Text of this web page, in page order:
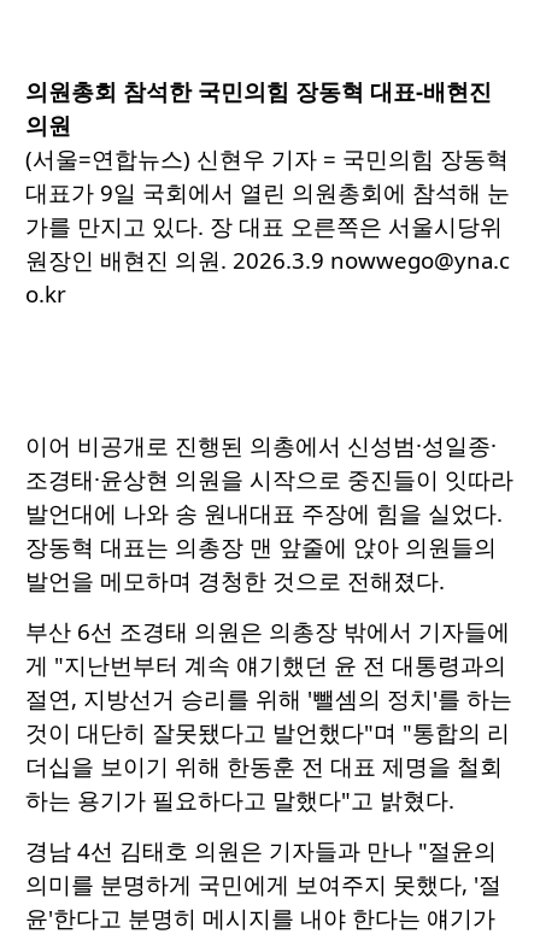
의원총회 참석한 국민의힘 장동혁 대표-배현진
의원
(서울=연합뉴스) 신현우 기자 = 국민의힘 장동혁
대표가 9일 국회에서 열린 의원총회에 참석해 눈
가를 만지고 있다. 장 대표 오른쪽은 서울시당위
원장인 배현진 의원. 2026.3.9 nowwego@yna.c
o.kr
이어 비공개로 진행된 의총에서 신성범·성일종·
조경태·윤상현 의원을 시작으로 중진들이 잇따라
발언대에 나와 송 원내대표 주장에 힘을 실었다.
장동혁 대표는 의총장 맨 앞줄에 앉아 의원들의
발언을 메모하며 경청한 것으로 전해졌다.
부산 6선 조경태 의원은 의총장 밖에서 기자들에
게 "지난번부터 계속 얘기했던 윤 전 대통령과의
절연, 지방선거 승리를 위해 '뺄셈의 정치'를 하는
것이 대단히 잘못됐다고 발언했다"며 "통합의 리
더십을 보이기 위해 한동훈 전 대표 제명을 철회
하는 용기가 필요하다고 말했다"고 밝혔다.
경남 4선 김태호 의원은 기자들과 만나 "절윤의
의미를 분명하게 국민에게 보여주지 못했다, '절
윤'한다고 분명히 메시지를 내야 한다는 얘기가